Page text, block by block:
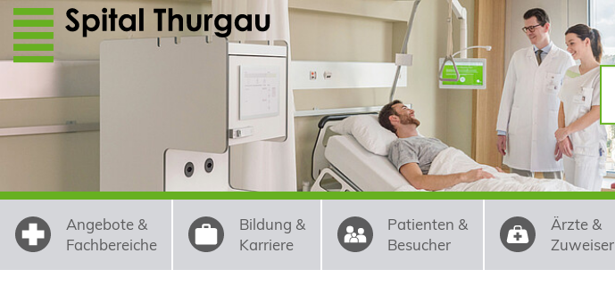
Direkt zum Inhalt
Angebote &
Fachbereiche
Bildung &
Karriere
Patienten &
Besucher
Ärzte &
Zuweiser